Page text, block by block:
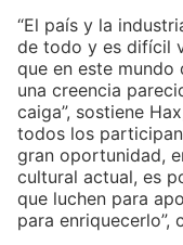
“El país y la
de todo y es difícil
que en este
una creencia
caiga”, sostiene
todos los
gran oportunidad,
cultural actual, es
que luchen para
para enriquecerlo”,